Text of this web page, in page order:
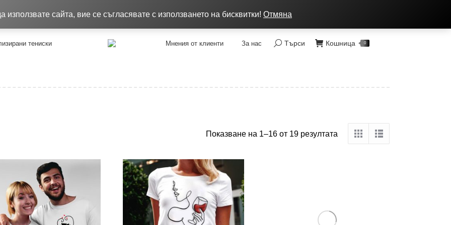
тениски Мнения от клиенти За нас Search:
Търси Кошница 0
Показване на 1–16 от 19 резултата
използвате сайта, вие се съгласявате с използването на бисквитки! Отмяна